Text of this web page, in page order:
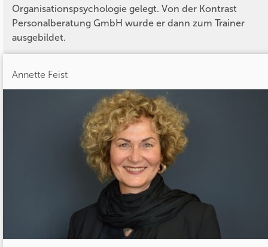
Organisationspsychologie gelegt. Von der Kontrast
Personalberatung GmbH wurde er dann zum Trainer
ausgebildet.
Annette Feist